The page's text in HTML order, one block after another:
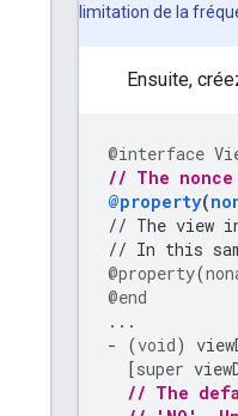
limitation de la
Ensuite,
@interface
// The
@property(
// The view
// In this
@property(
@end
...
-
(void)
[super
// The